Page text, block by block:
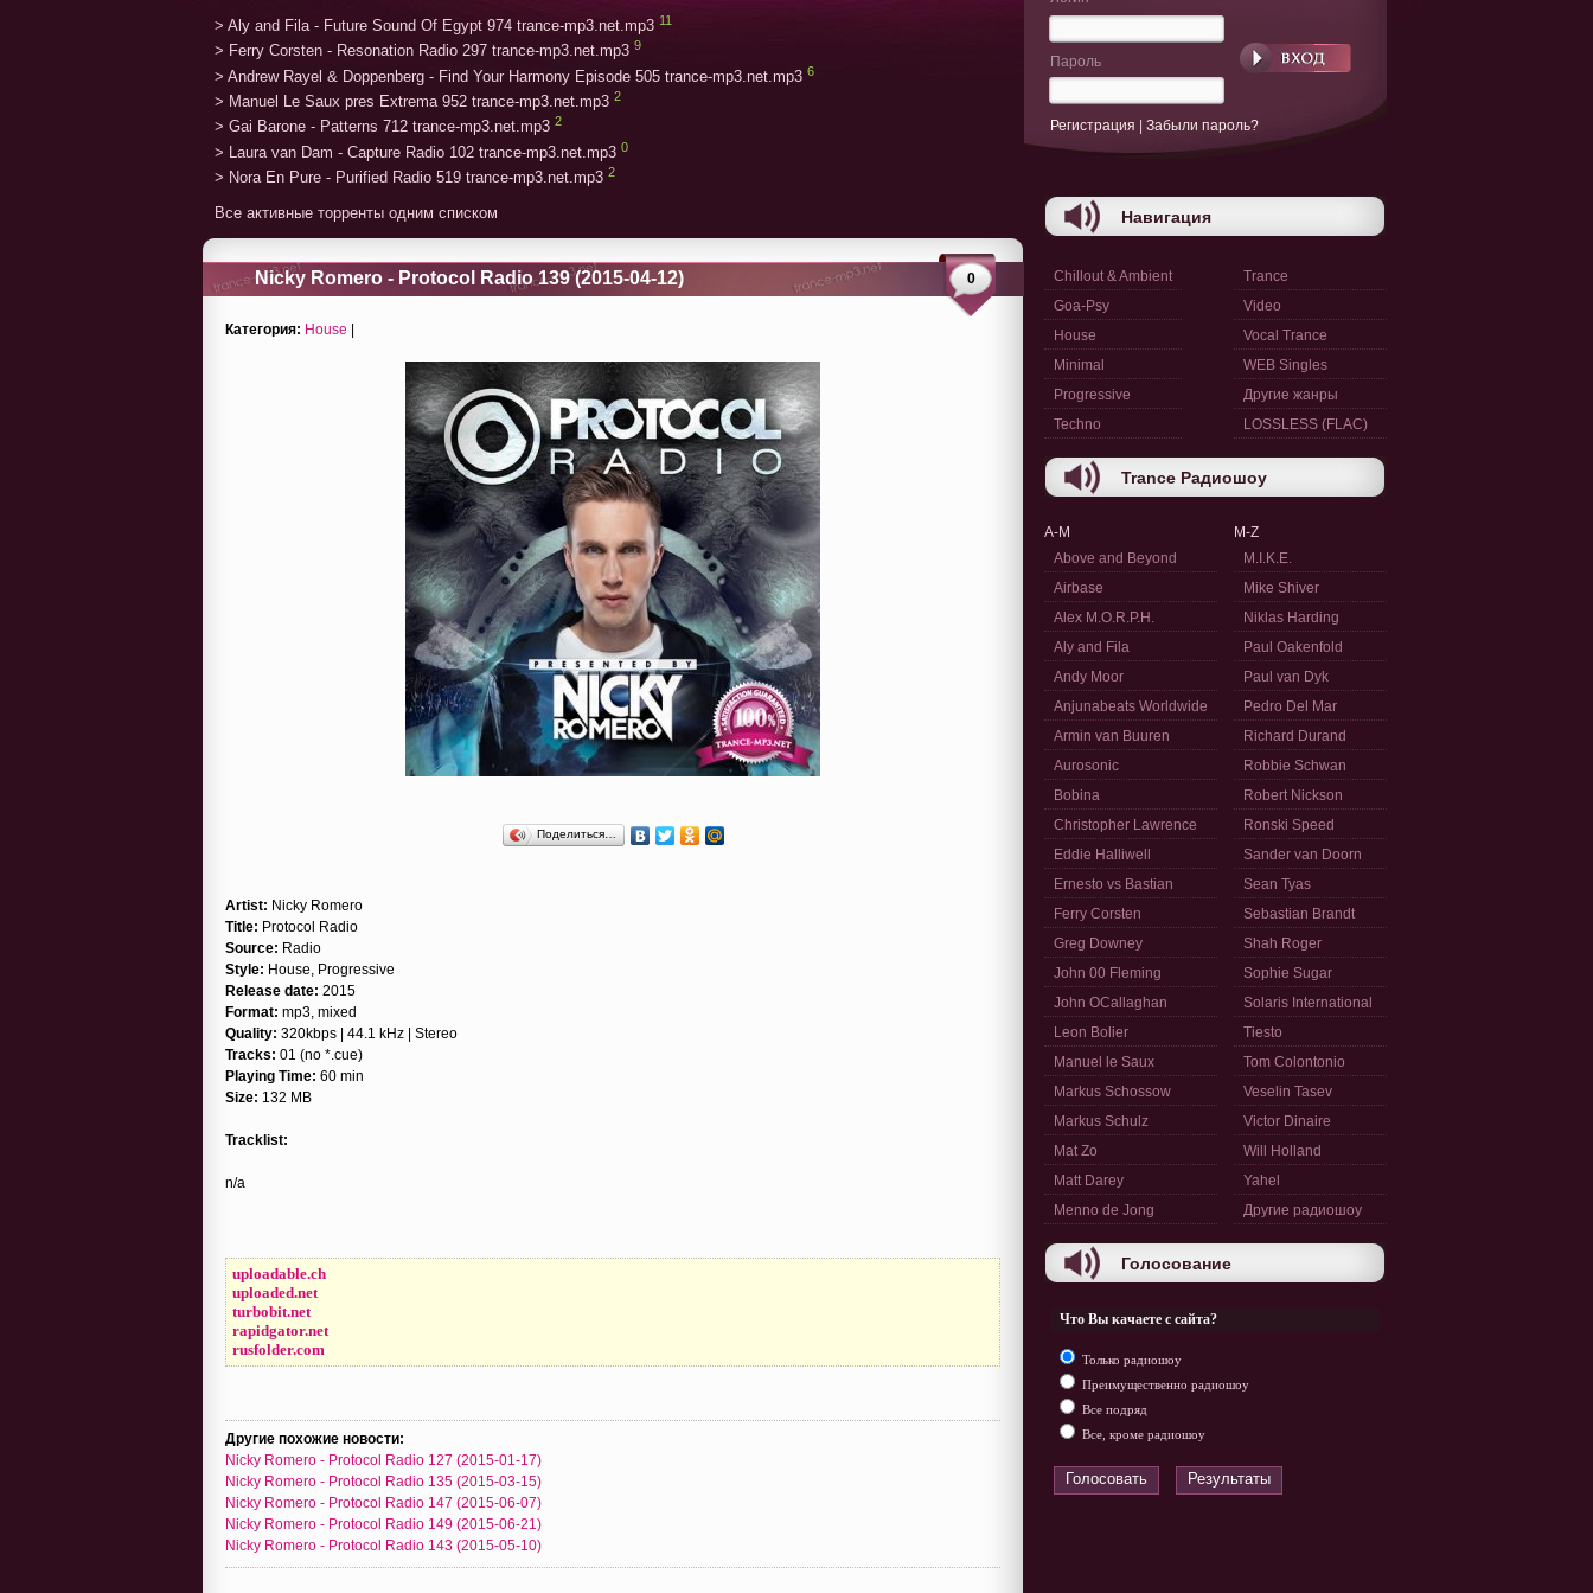
> Aly and Fila - Future Sound Of Egypt 974 trance-mp3.net.mp3 11
> Ferry Corsten - Resonation Radio 297 trance-mp3.net.mp3 9
> Andrew Rayel & Doppenberg - Find Your Harmony Episode 505 trance-mp3.net.mp3 6
> Manuel Le Saux pres Extrema 952 trance-mp3.net.mp3 2
> Gai Barone - Patterns 712 trance-mp3.net.mp3 2
> Laura van Dam - Capture Radio 102 trance-mp3.net.mp3 0
> Nora En Pure - Purified Radio 519 trance-mp3.net.mp3 2
Все активные торренты одним списком
Nicky Romero - Protocol Radio 139 (2015-04-12) 0
Категория: House |
Поделиться…
Artist: Nicky Romero
Title: Protocol Radio
Source: Radio
Style: House, Progressive
Release date: 2015
Format: mp3, mixed
Quality: 320kbps | 44.1 kHz | Stereo
Tracks: 01 (no *.cue)
Playing Time: 60 min
Size: 132 MB
Tracklist:
n/a
uploadable.ch
uploaded.net
turbobit.net
rapidgator.net
rusfolder.com
Другие похожие новости:
Nicky Romero - Protocol Radio 127 (2015-01-17)
Nicky Romero - Protocol Radio 135 (2015-03-15)
Nicky Romero - Protocol Radio 147 (2015-06-07)
Nicky Romero - Protocol Radio 149 (2015-06-21)
Nicky Romero - Protocol Radio 143 (2015-05-10)
Пароль
Регистрация Забыли пароль?
Навигация
Chillout & Ambient
Goa-Psy
House
Minimal
Progressive
Techno
Trance
Video
Vocal Trance
WEB Singles
Другие жанры
LOSSLESS (FLAC)
Trance Радиошоу
A-M
Above and Beyond
Airbase
Alex M.O.R.P.H.
Aly and Fila
Andy Moor
Anjunabeats Worldwide
Armin van Buuren
Aurosonic
Bobina
Christopher Lawrence
Eddie Halliwell
Ernesto vs Bastian
Ferry Corsten
Greg Downey
John 00 Fleming
John OCallaghan
Leon Bolier
Manuel le Saux
Markus Schossow
Markus Schulz
Mat Zo
Matt Darey
Menno de Jong
M-Z
M.I.K.E.
Mike Shiver
Niklas Harding
Paul Oakenfold
Paul van Dyk
Pedro Del Mar
Richard Durand
Robbie Schwan
Robert Nickson
Ronski Speed
Sander van Doorn
Sean Tyas
Sebastian Brandt
Shah Roger
Sophie Sugar
Solaris International
Tiesto
Tom Colontonio
Veselin Tasev
Victor Dinaire
Will Holland
Yahel
Другие радиошоу
Голосование
Что Вы качаете с сайта?
Только радиошоу
Преимущественно радиошоу
Все подряд
Все, кроме радиошоу
Голосовать Результаты